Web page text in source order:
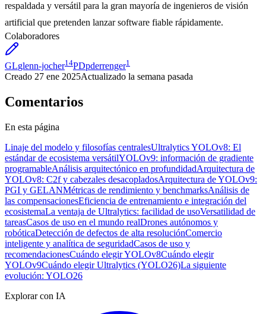
respaldada y versátil para la gran mayoría de ingenieros de visión
artificial que pretenden lanzar software fiable rápidamente.
Colaboradores
GLglenn-jocher14PDpderrenger1
Creado 27 ene 2025Actualizado la semana pasada
Comentarios
En esta página
Linaje del modelo y filosofías centralesUltralytics YOLOv8: El
estándar de ecosistema versátilYOLOv9: información de gradiente
programableAnálisis arquitectónico en profundidadArquitectura de
YOLOv8: C2f y cabezales desacopladosArquitectura de YOLOv9:
PGI y GELANMétricas de rendimiento y benchmarksAnálisis de
las compensacionesEficiencia de entrenamiento e integración del
ecosistemaLa ventaja de Ultralytics: facilidad de usoVersatilidad de
tareasCasos de uso en el mundo realDrones autónomos y
robóticaDetección de defectos de alta resoluciónComercio
inteligente y analítica de seguridadCasos de uso y
recomendacionesCuándo elegir YOLOv8Cuándo elegir
YOLOv9Cuándo elegir Ultralytics (YOLO26)La siguiente
evolución: YOLO26
Explorar con IA